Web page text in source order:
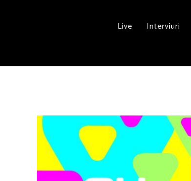
Live Interviuri